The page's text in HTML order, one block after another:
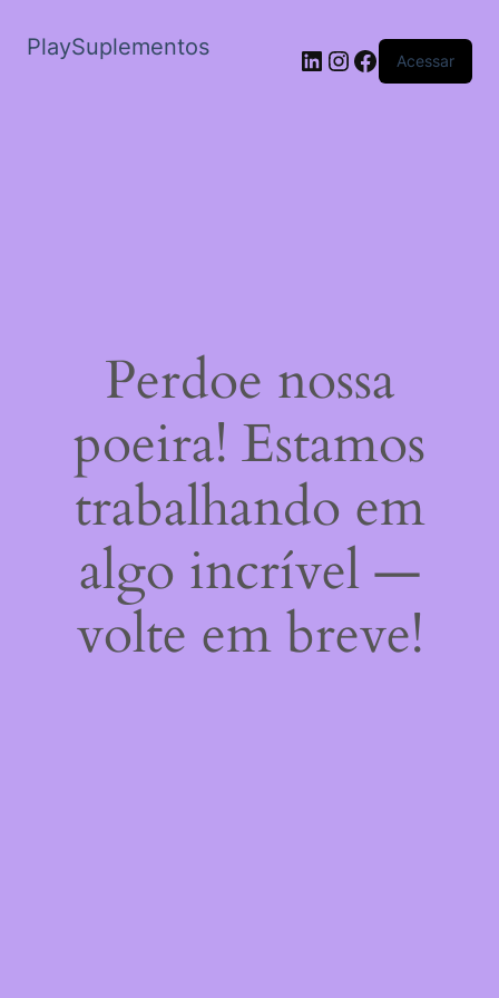
PlaySuplementos LinkedIn
Instagram
Facebook
Acessar
Perdoe nossa
poeira! Estamos
trabalhando em
algo incrível —
volte em breve!